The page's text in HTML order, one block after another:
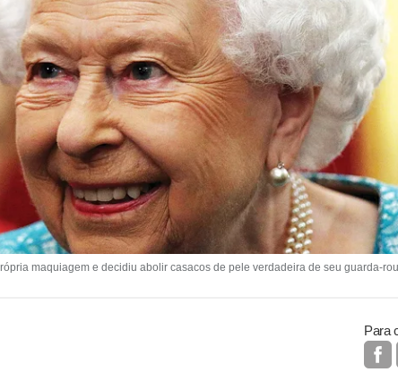
maquiagem e decidiu abolir casacos de pele verdadeira de seu guarda-
Para